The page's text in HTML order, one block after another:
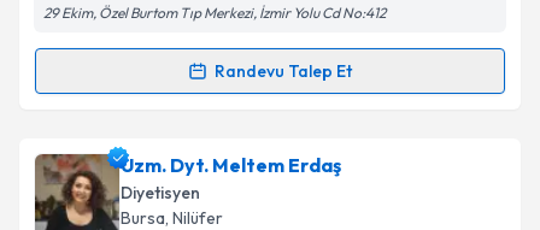
29 Ekim, Özel Burtom Tıp Merkezi, İzmir Yolu Cd No:412
Randevu Talep Et
Randevu Takvimi Talebi
Uzm. Dyt. Asu Kurtuluşiçin randevu takvimi talebi
oluşturun. Size bu uzmandan randevu almanız için bir
takvim hazırlandığında e-posta ile bilgilendireceğiz.
Uzm. Dyt. Meltem Erdaş
Diyetisyen
Bursa, Nilüfer